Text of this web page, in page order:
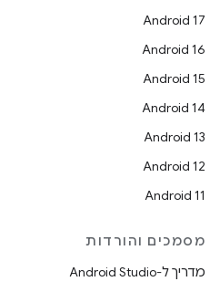
Android 17
Android 16
Android 15
Android 14
Android 13
Android 12
Android 11
מסמכים והורדות
מדריך ל-Android Studio